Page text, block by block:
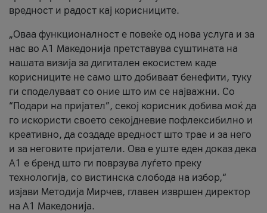
вредност и радост кај корисниците.
„Оваа функционалност е повеќе од нова услуга и за
нас во А1 Македонија претставува суштината на
нашата визија за дигитален екосистем каде
корисниците не само што добиваат бенефити, туку
ги споделуваат со оние што им се најважни. Со
“Подари на пријател”, секој корисник добива моќ да
го искористи своето секојдневие пофлексибилно и
креативно, да создаде вредност што трае и за него
и за неговите пријатели. Ова е уште еден доказ дека
А1 е бренд што ги поврзува луѓето преку
технологија, со вистинска слобода на избор,“
изјави Методија Мирчев, главен извршен директор
на А1 Македонија.